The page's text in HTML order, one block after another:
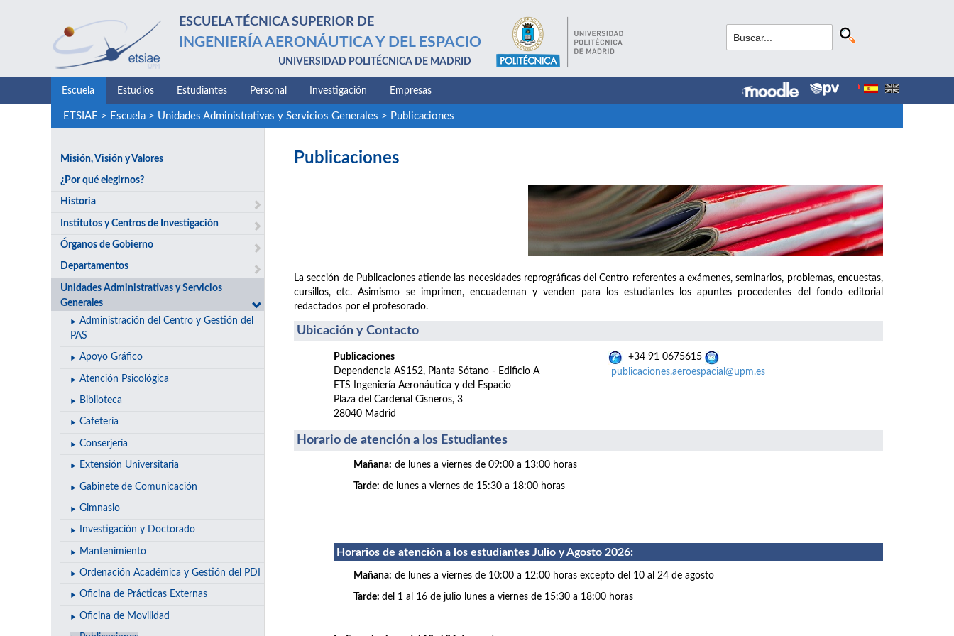
ESCUELA TÉCNICA SUPERIOR DE
INGENIERÍA AERONÁUTICA Y DEL ESPACIO
UNIVERSIDAD POLITÉCNICA DE MADRID
Escuela Estudios Estudiantes Personal Investigación Empresas
ETSIAE > Escuela> Unidades Administrativas y Servicios Generales > Publicaciones
Misión, Visión y Valores
¿Por qué elegirnos?
Historia
Institutos y Centros de Investigación
Órganos de Gobierno
Departamentos
Unidades Administrativas y Servicios
Generales
Administración del Centro y Gestión del
PAS
Apoyo Gráfico
Atención Psicológica
Biblioteca
Cafetería
Conserjería
Extensión Universitaria
Gabinete de Comunicación
Gimnasio
Investigación y Doctorado
Mantenimiento
Ordenación Académica y Gestión del PDI
Oficina de Prácticas Externas
Oficina de Movilidad
Publicaciones
La sección de Publicaciones atiende las necesidades reprográficas del Centro referentes a exámenes, seminarios, problemas, encuestas,
cursillos, etc. Asimismo se imprimen, encuadernan y venden para los estudiantes los apuntes procedentes del fondo editorial
redactados por el profesorado.
Ubicación y Contacto
Publicaciones
Dependencia AS152, Planta Sótano - Edificio A
ETS Ingeniería Aeronáutica y del Espacio
Plaza del Cardenal Cisneros, 3
28040 Madrid
+34 91 0675615
publicaciones.aeroespacial@upm.es
Horario de atención a los Estudiantes
Mañana: de lunes a viernes de 09:00 a 13:00 horas
Tarde: de lunes a viernes de 15:30 a 18:00 horas
Horarios de atención a los estudiantes Julio y Agosto 2026:
Mañana: de lunes a viernes de 10:00 a 12:00 horas excepto del 10 al 24 de agosto
Tarde: del 1 al 16 de julio lunes a viernes de 15:30 a 18:00 horas